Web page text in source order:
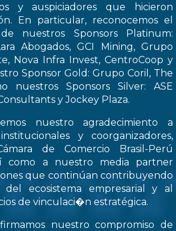
y auspiciadores que hicieron
En particular, reconocemos el
nuestros Sponsors Platinum:
Abogados, GCI Mining, Grupo
Nova Infra Invest, CentroCoop y
Sponsor Gold: Grupo Coril, The
nuestros Sponsors Silver: ASE
y Jockey Plaza.
nuestro agradecimiento a
y coorganizadores,
de Comercio Brasil-Perú
como a nuestro media partner
que continúan contribuyendo
ecosistema empresarial y al
de vinculaci�n estratégica.
nuestro compromiso de